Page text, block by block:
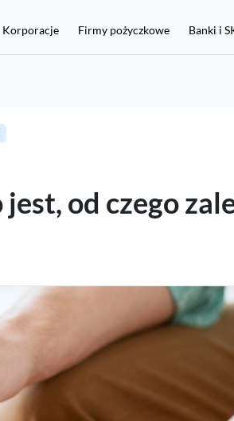
Korporacje Firmy pożyczkowe Banki i
konta w BIK, a chcesz chronić się przed
lub dane z dokumentu tożsamości, w
od czego